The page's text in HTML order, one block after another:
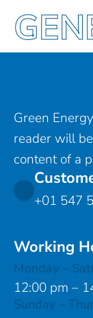
Green
reader will
content of a
+01 547
Working
Monday –
12:00 pm –
Sunday –